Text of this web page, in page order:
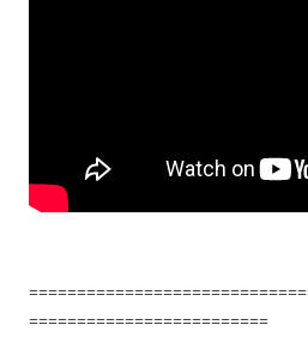
=========================